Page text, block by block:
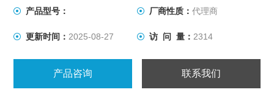
可进行牵张、压缩和弯曲测试。 各种夹具和夹具可用于适
产品型号： 厂商性质： 代理商
更新时间： 2025-08-27 访 问 量： 2314
产品咨询 联系我们